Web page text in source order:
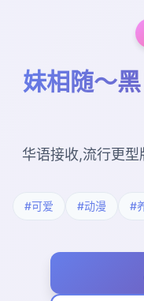
妹相随～
华语接收,流行更
#可爱 #动漫 #